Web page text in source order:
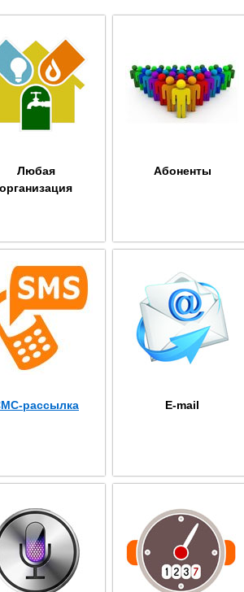
Любая
организация
Абоненты
рассылка E-mail